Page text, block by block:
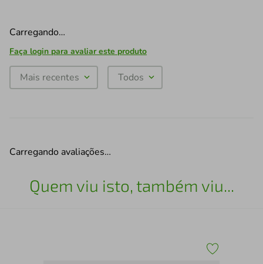
Carregando…
Faça login para avaliar este produto
Mais recentes Todos
Carregando avaliações…
Quem viu isto, também viu...